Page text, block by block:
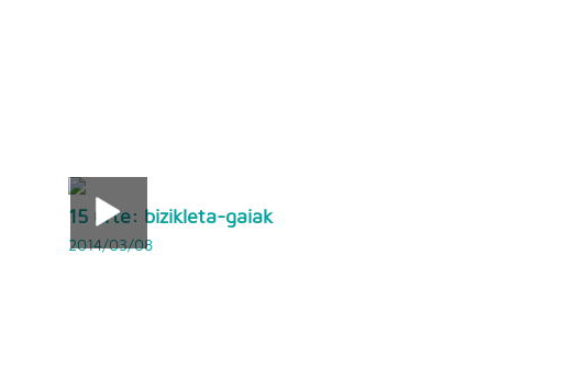
15 urte: bizikleta-gaiak
2014/03/08